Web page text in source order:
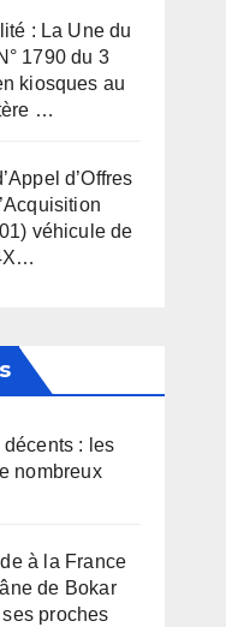
: La Une du
1790 du 3
kiosques au
…
d’Offres
véhicule de
: les
nombreux
à la France
de Bokar
proches